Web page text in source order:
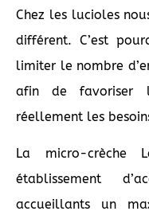
Chez les lucioles
différent. C’est
limiter le nombre
afin de favoriser
réellement les
La micro-crèche
établissement
accueillants un